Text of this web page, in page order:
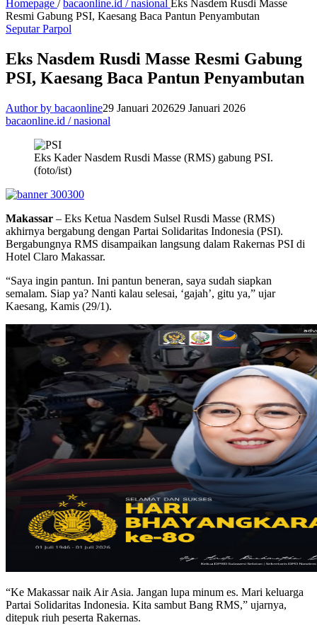
Homepage / bacaonline.id / nasional Eks Nasdem Rusdi Masse
Resmi Gabung PSI, Kaesang Baca Pantun Penyambutan
Seputar Parpol
Eks Nasdem Rusdi Masse Resmi Gabung
PSI, Kaesang Baca Pantun Penyambutan
Author by bacaonline29 Januari 202629 Januari 2026
bacaonline.id / nasional
Eks Kader Nasdem Rusdi Masse (RMS) gabung PSI.
(foto/ist)
Makassar – Eks Ketua Nasdem Sulsel Rusdi Masse (RMS)
akhirnya bergabung dengan Partai Solidaritas Indonesia (PSI).
Bergabungnya RMS disampaikan langsung dalam Rakernas PSI di
Hotel Claro Makassar.
“Saya ingin pantun. Ini pantun beneran, saya sudah siapkan
semalam. Siap ya? Nanti kalau selesai, ‘gajah’, gitu ya,” ujar
Kaesang, Kamis (29/1).
“Ke Makassar naik Air Asia. Jangan lupa minum es. Mari keluarga
Partai Solidaritas Indonesia. Kita sambut Bang RMS,” ujarnya,
ditepuk riuh peserta Rakernas.